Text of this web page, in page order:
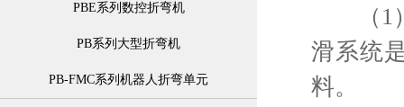
PBE系列数控折弯机
PB系列大型折弯机
PB-FMC系列机器人折弯单元
（1）
滑系统
料。